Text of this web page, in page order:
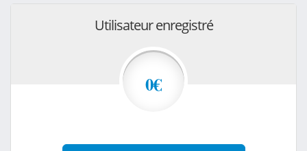
Utilisateur enregistré
0€